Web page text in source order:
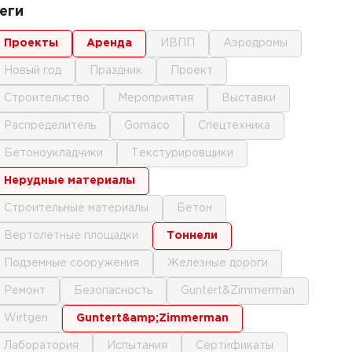
проекты аренда ИВПП аэродромы
новый год праздник проект
строительство мероприятия выставки
распределитель gomaco спецтехника
бетоноукладчики текстурировщики
нерудные материалы
строительные материалы бетон
вертолетные площадки тоннели
подземные сооружения железные дороги
ремонт безопасность Guntert&Zimmerman
Wirtgen Guntert&amp;Zimmerman
лаборатория испытания сертификаты